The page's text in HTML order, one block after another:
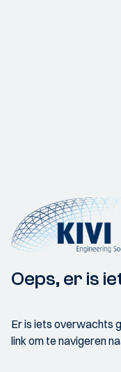
Oeps, er is
Er is iets overwachts
link om te navigeren